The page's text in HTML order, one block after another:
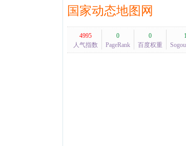
国家动态地图网
4995
人气指数
0
PageRank
0
百度权重